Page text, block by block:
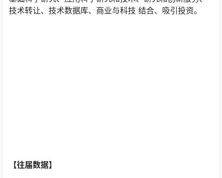
技术转让、技术数据库、商业与科技 结合、吸引投资。
【往届数据】